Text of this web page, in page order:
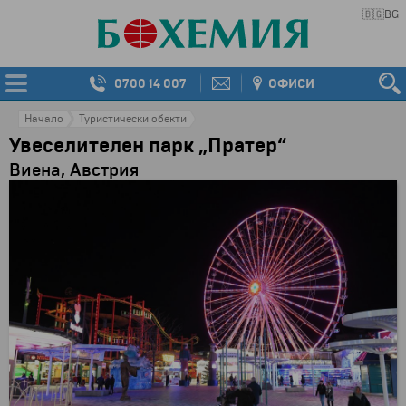
🇧🇬BG
0700 14 007 ОФИСИ
Начало Туристически обекти
Увеселителен парк „Пратер“
Виена, Австрия